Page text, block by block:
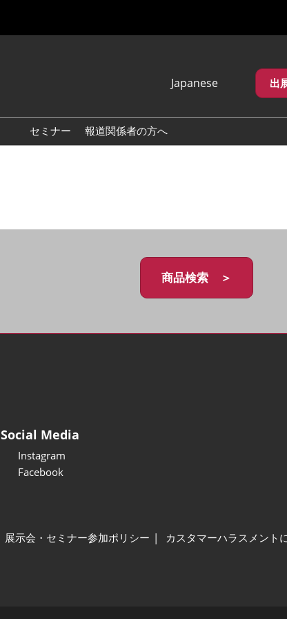
Japanese
English
繁體中文
出
セミナー 報道関係者の方へ
商品検索 ＞
Social Media
Instagram
Facebook
展示会・セミナー参加ポリシー
カスタマーハラスメント